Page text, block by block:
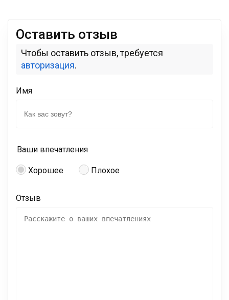
Оставить отзыв
Чтобы оставить отзыв, требуется
авторизация.
Имя
Ваши впечатления
Хорошее Плохое
Отзыв